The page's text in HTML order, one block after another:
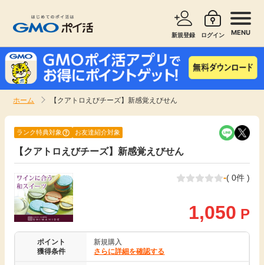
新規登録 ログイン MENU
ホーム 【クアトロえびチーズ】新感覚えびせん
新着
高還元
無料
即日還元
サービスで探す ショッピングで探す
無料サービス
エンタメ
クレジットカード
暮らし
ランク特典対象 お友達紹介対象
【クアトロえびチーズ】新感覚えびせん
-( 0件 )
1,050 P
ポイント
獲得条件
新規購入
さらに詳細を確認する